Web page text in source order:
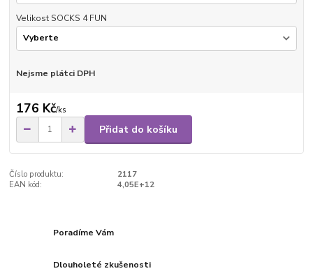
Velikost SOCKS 4 FUN
Nejsme plátci DPH
176 Kč/ks
Přidat do košíku
Číslo produktu:
2117
EAN kód:
4,05E+12
Poradíme Vám
Dlouholeté zkušenosti